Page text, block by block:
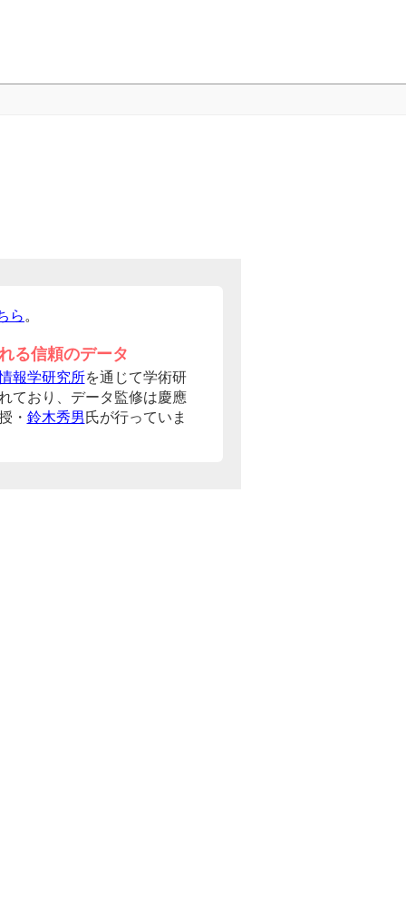
ら 。
る信頼のデータ
報学研究所を通じて学術研
ており、データ監修は慶應
・ 鈴木秀男 氏が行っていま